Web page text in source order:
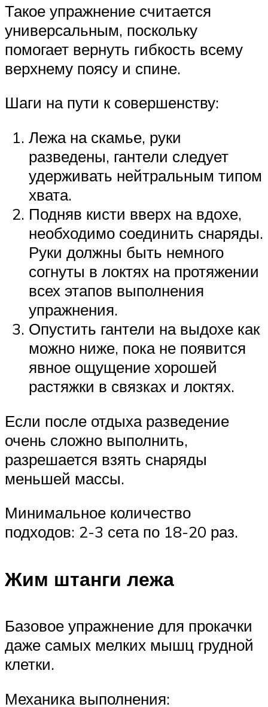
Такое упражнение считается
универсальным, поскольку
помогает вернуть гибкость всему
верхнему поясу и спине.
Шаги на пути к совершенству:
Лежа на скамье, руки
разведены, гантели следует
удерживать нейтральным типом
хвата.
Подняв кисти вверх на вдохе,
необходимо соединить снаряды.
Руки должны быть немного
согнуты в локтях на протяжении
всех этапов выполнения
упражнения.
Опустить гантели на выдохе как
можно ниже, пока не появится
явное ощущение хорошей
растяжки в связках и локтях.
Если после отдыха разведение
очень сложно выполнить,
разрешается взять снаряды
меньшей массы.
Минимальное количество
подходов: 2-3 сета по 18-20 раз.
Жим штанги лежа
Базовое упражнение для прокачки
даже самых мелких мышц грудной
клетки.
Механика выполнения: